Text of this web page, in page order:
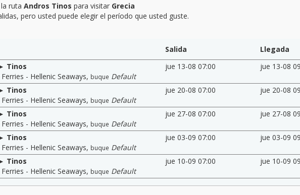
ruta Andros Tinos para visitar Grecia
pero usted puede elegir el período que usted guste.
Salida Llegada
Tinos
- Hellenic Seaways, buque Default
jue 13-08 07:00 jue 13-08
Tinos
- Hellenic Seaways, buque Default
jue 20-08 07:00 jue 20-08
Tinos
- Hellenic Seaways, buque Default
jue 27-08 07:00 jue 27-08
Tinos
- Hellenic Seaways, buque Default
jue 03-09 07:00 jue 03-09
Tinos
- Hellenic Seaways, buque Default
jue 10-09 07:00 jue 10-09